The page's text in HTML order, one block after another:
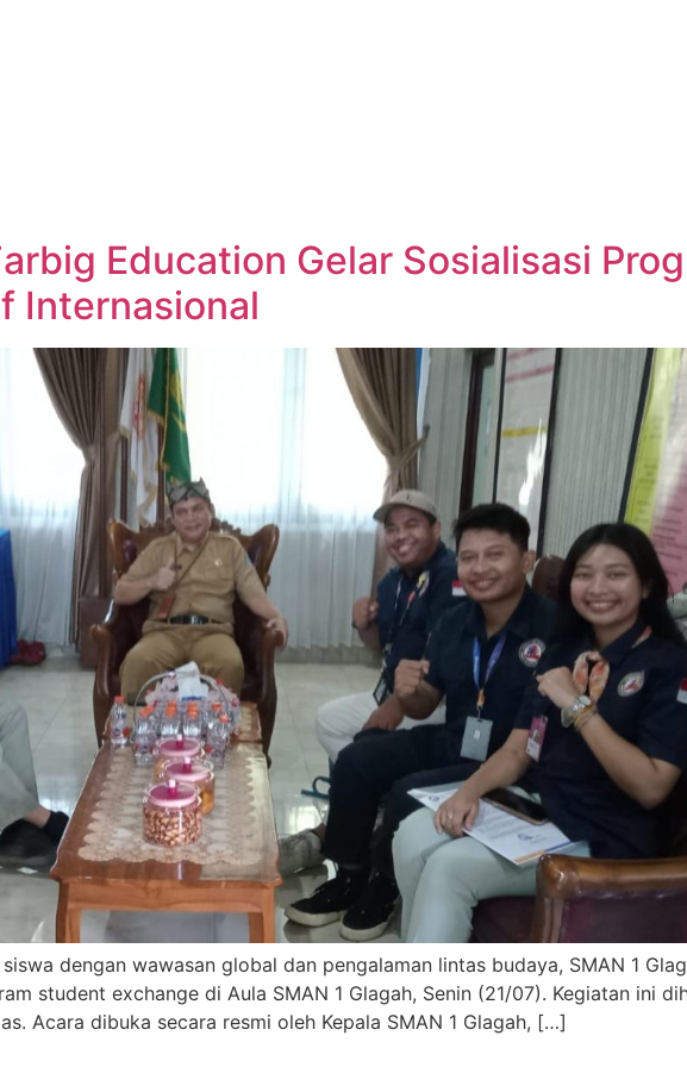
Education Gelar Sosialisasi
Internasional
dengan wawasan global dan pengalaman lintas budaya, SMAN 1
student exchange di Aula SMAN 1 Glagah, Senin (21/07). Kegiatan ini
Acara dibuka secara resmi oleh Kepala SMAN 1 Glagah, […]